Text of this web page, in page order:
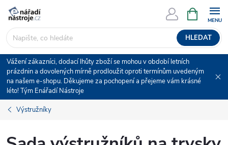
Přejít
obsah
HLEDAT
NÁKUPNÍ
KOŠÍK
Vážení zákazníci, dodací lhůty zboží se mohou v období letních
prázdnin a dovolených mírně prodloužit oproti termínům uvedeným
na našem e-shopu. Děkujeme za pochopení a přejeme vám krásné
léto! Tým Enářadí Nástroje
Výstružníky